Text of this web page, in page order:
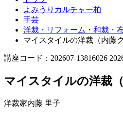
よみうりカルチャー柏
手芸
洋裁・リフォーム・和裁・
マイスタイルの洋裁（内藤ク
講座コード：202607-13816026
マイスタイルの洋裁
洋裁家内藤 里子